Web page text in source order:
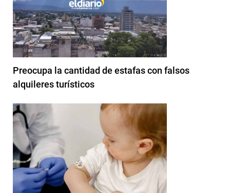
Preocupa la cantidad de estafas con falsos
alquileres turísticos